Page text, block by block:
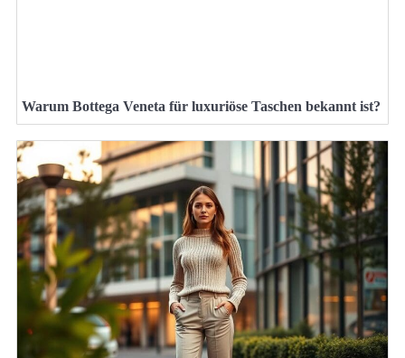
Warum Bottega Veneta für luxuriöse Taschen bekannt ist?